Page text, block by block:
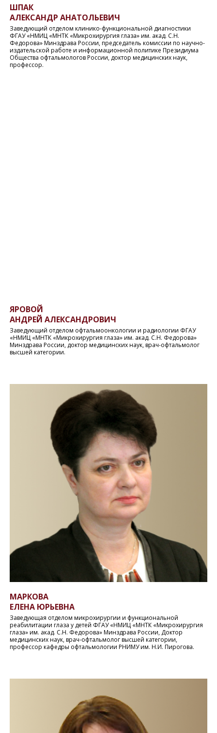
ШПАК
АЛЕКСАНДР АНАТОЛЬЕВИЧ
Заведующий отделом клинико-функциональной диагностики
ФГАУ «НМИЦ «МНТК «Микрохирургия глаза» им. акад. С.Н.
Федорова» Минздрава России, председатель комиссии по научно-
издательской работе и информационной политике Президиума
Общества офтальмологов России, доктор медицинских наук,
профессор.
ЯРОВОЙ
АНДРЕЙ АЛЕКСАНДРОВИЧ
Заведующий отделом офтальмоонкологии и радиологии ФГАУ
«НМИЦ «МНТК «Микрохирургия глаза» им. акад. С.Н. Федорова»
Минздрава России, доктор медицинских наук, врач-офтальмолог
высшей категории.
МАРКОВА
ЕЛЕНА ЮРЬЕВНА
Заведующая отделом микрохирургии и функциональной
реабилитации глаза у детей ФГАУ «НМИЦ «МНТК «Микрохирургия
глаза» им. акад. С.Н. Федорова» Минздрава России, Доктор
медицинских наук, врач-офтальмолог высшей категории,
профессор кафедры офтальмологии РНИМУ им. Н.И. Пирогова.